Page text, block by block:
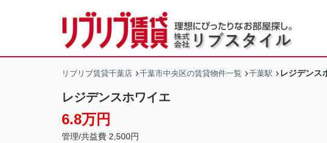
リブリブ賃貸千葉店 千葉市中央区の賃貸物件一覧 千葉駅 レジデンス
レジデンスホワイエ
6.8万円
管理/共益費 2,500円